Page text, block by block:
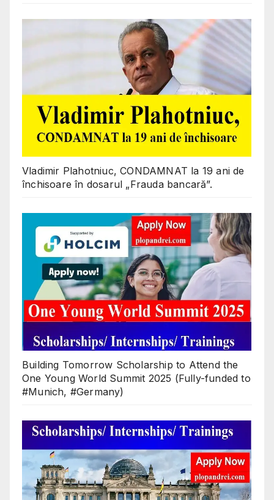
Vladimir Plahotniuc, CONDAMNAT la 19 ani de
închisoare în dosarul „Frauda bancară”.
Building Tomorrow Scholarship to Attend the
One Young World Summit 2025 (Fully-funded to
#Munich, #Germany)